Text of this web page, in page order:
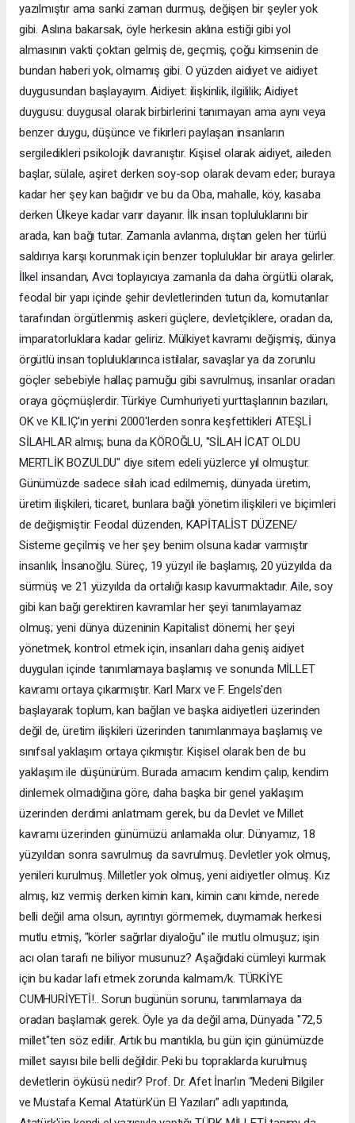
yazılmıştır ama sanki zaman durmuş, değişen bir şeyler yok
gibi. Aslına bakarsak, öyle herkesin aklına estiği gibi yol
almasının vakti çoktan gelmiş de, geçmiş, çoğu kimsenin de
bundan haberi yok, olmamış gibi. O yüzden aidiyet ve aidiyet
duygusundan başlayayım. Aidiyet: ilişkinlik, ilgililik; Aidiyet
duygusu: duygusal olarak birbirlerini tanımayan ama aynı veya
benzer duygu, düşünce ve fikirleri paylaşan insanların
sergiledikleri psikolojik davranıştır. Kişisel olarak aidiyet, aileden
başlar, sülale, aşiret derken soy-sop olarak devam eder; buraya
kadar her şey kan bağıdır ve bu da Oba, mahalle, köy, kasaba
derken Ülkeye kadar varır dayanır. İlk insan topluluklarını bir
arada, kan bağı tutar. Zamanla avlanma, dıştan gelen her türlü
saldırıya karşı korunmak için benzer topluluklar bir araya gelirler.
İlkel insandan, Avcı toplayıcıya zamanla da daha örgütlü olarak,
feodal bir yapı içinde şehir devletlerinden tutun da, komutanlar
tarafından örgütlenmiş askeri güçlere, devletçiklere, oradan da,
imparatorluklara kadar geliriz. Mülkiyet kavramı değişmiş, dünya
örgütlü insan topluluklarınca istilalar, savaşlar ya da zorunlu
göçler sebebiyle hallaç pamuğu gibi savrulmuş, insanlar oradan
oraya göçmüşlerdir. Türkiye Cumhuriyeti yurttaşlarının bazıları,
OK ve KILIÇ'ın yerini 2000'lerden sonra keşfettikleri ATEŞLİ
SİLAHLAR almış; buna da KÖROĞLU, "SİLAH İCAT OLDU
MERTLİK BOZULDU" diye sitem edeli yüzlerce yıl olmuştur.
Günümüzde sadece silah icad edilmemiş, dünyada üretim,
üretim ilişkileri, ticaret, bunlara bağlı yönetim ilişkileri ve biçimleri
de değişmiştir. Feodal düzenden, KAPİTALİST DÜZENE/
Sisteme geçilmiş ve her şey benim olsuna kadar varmıştır
insanlık, İnsanoğlu. Süreç, 19 yüzyıl ile başlamış, 20 yüzyılda da
sürmüş ve 21 yüzyılda da ortalığı kasıp kavurmaktadır. Aile, soy
gibi kan bağı gerektiren kavramlar her şeyi tanımlayamaz
olmuş; yeni dünya düzeninin Kapitalist dönemi, her şeyi
yönetmek, kontrol etmek için, insanları daha geniş aidiyet
duyguları içinde tanımlamaya başlamış ve sonunda MİLLET
kavramı ortaya çıkarmıştır. Karl Marx ve F. Engels'den
başlayarak toplum, kan bağları ve başka aidiyetleri üzerinden
değil de, üretim ilişkileri üzerinden tanımlanmaya başlamış ve
sınıfsal yaklaşım ortaya çıkmıştır. Kişisel olarak ben de bu
yaklaşım ile düşünürüm. Burada amacım kendim çalıp, kendim
dinlemek olmadığına göre, daha başka bir genel yaklaşım
üzerinden derdimi anlatmam gerek, bu da Devlet ve Millet
kavramı üzerinden günümüzü anlamakla olur. Dünyamız, 18
yüzyıldan sonra savrulmuş da savrulmuş. Devletler yok olmuş,
yenileri kurulmuş. Milletler yok olmuş, yeni aidiyetler olmuş. Kız
almış, kız vermiş derken kimin kanı, kimin canı kimde, nerede
belli değil ama olsun, ayrıntıyı görmemek, duymamak herkesi
mutlu etmiş, "körler sağırlar diyaloğu" ile mutlu olmuşuz; işin
acı olan tarafı ne biliyor musunuz? Aşağıdaki cümleyi kurmak
için bu kadar lafı etmek zorunda kalmam/k. TÜRKİYE
CUMHURİYETİ!.. Sorun bugünün sorunu, tanımlamaya da
oradan başlamak gerek. Öyle ya da değil ama, Dünyada "72,5
millet"ten söz edilir. Artık bu mantıkla, bu gün için günümüzde
millet sayısı bile belli değildir. Peki bu topraklarda kurulmuş
devletlerin öyküsü nedir? Prof. Dr. Afet İnan'ın “Medeni Bilgiler
ve Mustafa Kemal Atatürk'ün El Yazıları” adlı yapıtında,